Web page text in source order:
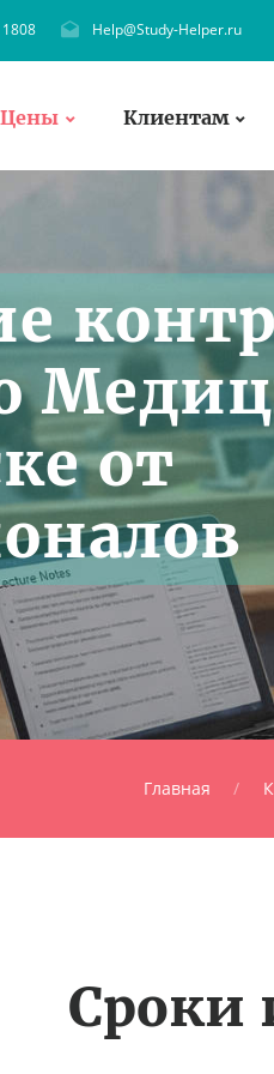
Help@Study-Helper.ru
Цены Клиентам
от
Главная
Сроки